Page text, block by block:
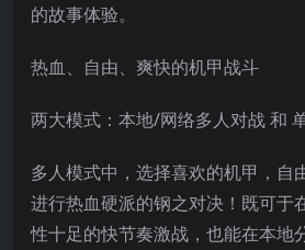
的故事体验。
热血、自由、爽快的机甲战斗
两大模式：本地/网络多人对战 和
多人模式中，选择喜欢的机甲，自
进行热血硬派的钢之对决！既可于
性十足的快节奏激战，也能在本地